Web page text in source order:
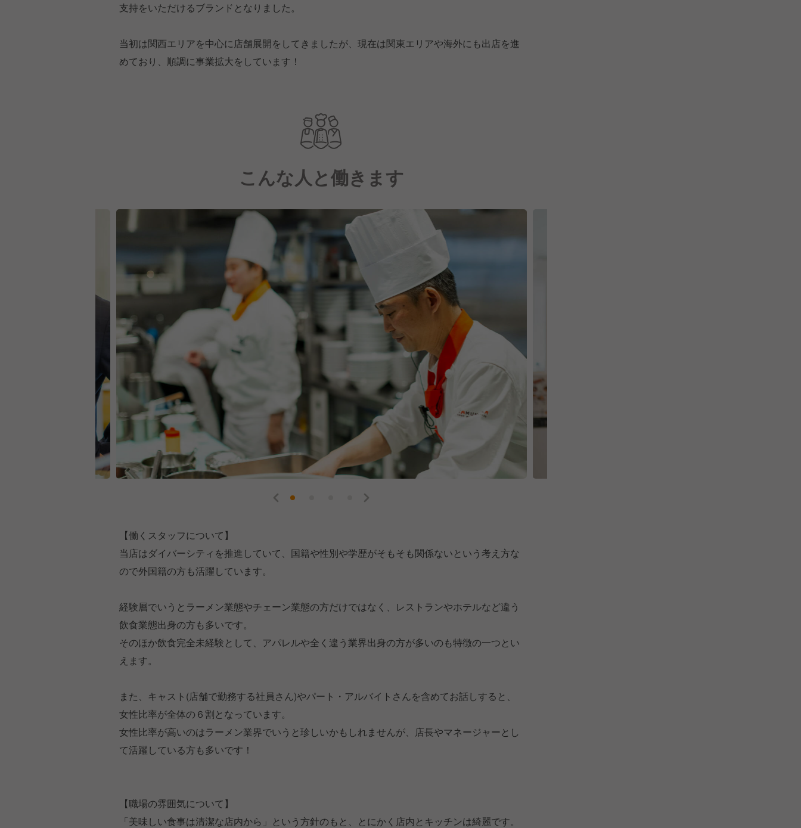
支持をいただけるブランドとなりました。
当初は関西エリアを中心に店舗展開をしてきましたが、現在は関東エリアや海外にも出店を進
めており、順調に事業拡大をしています！
こんな人と働きます
【働くスタッフについて】
当店はダイバーシティを推進していて、国籍や性別や学歴がそもそも関係ないという考え方な
ので外国籍の方も活躍しています。
経験層でいうとラーメン業態やチェーン業態の方だけではなく、レストランやホテルなど違う
飲食業態出身の方も多いです。
そのほか飲食完全未経験として、アパレルや全く違う業界出身の方が多いのも特徴の一つとい
えます。
また、キャスト(店舗で勤務する社員さん)やパート・アルバイトさんを含めてお話しすると、
女性比率が全体の６割となっています。
女性比率が高いのはラーメン業界でいうと珍しいかもしれませんが、店長やマネージャーとし
て活躍している方も多いです！
【職場の雰囲気について】
「美味しい食事は清潔な店内から」という方針のもと、とにかく店内とキッチンは綺麗です。